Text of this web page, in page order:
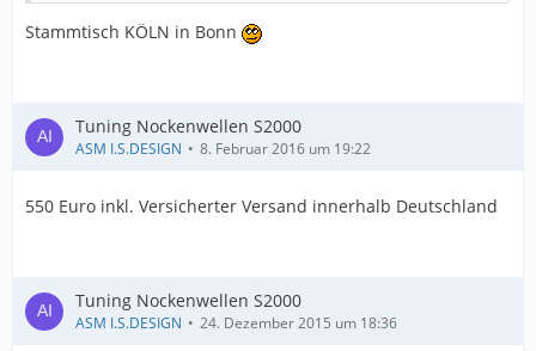
Stammtisch KÖLN in Bonn
Tuning Nockenwellen S2000
ASM I.S.DESIGN 8. Februar 2016 um 19:22
550 Euro inkl. Versicherter Versand innerhalb Deutschland
Tuning Nockenwellen S2000
ASM I.S.DESIGN 24. Dezember 2015 um 18:36